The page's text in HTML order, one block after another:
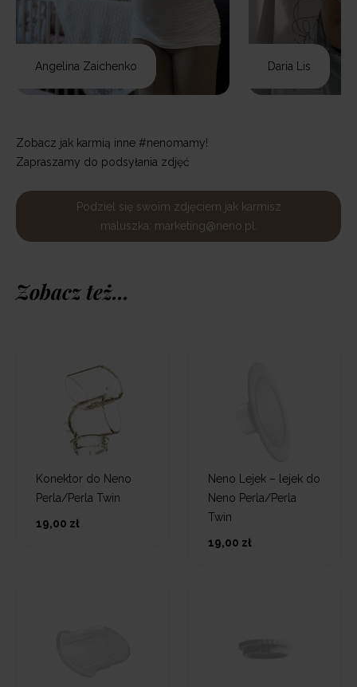
Angelina Zaichenko Daria Lis
Zobacz jak karmią inne #nenomamy!
Zapraszamy do podsyłania zdjęć
Podziel się swoim zdjęciem jak karmisz
maluszka: marketing@neno.pl.
Zobacz też...
Konektor do Neno
Perla/Perla Twin
19,00 zł
Neno Lejek – lejek do
Neno Perla/Perla
Twin
19,00 zł